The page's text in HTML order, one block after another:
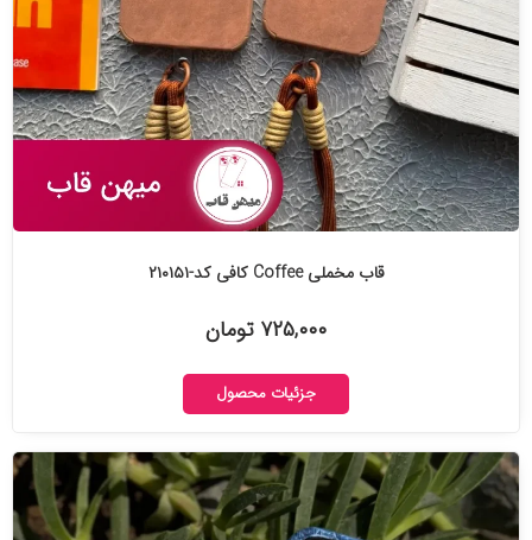
قاب مخملی Coffee کافی کد-۲۱۰۱۵۱
۷۲۵,۰۰۰ تومان
جزئیات محصول